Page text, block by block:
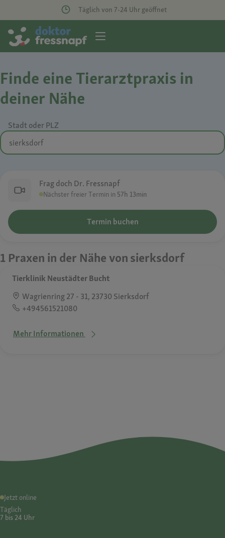
Täglich von 7-24 Uhr geöffnet
Finde eine Tierarztpraxis in
deiner Nähe
Stadt oder PLZ
Frag doch Dr. Fressnapf
Nächster freier Termin in 57h 13min
Termin buchen
1 Praxen in der Nähe von sierksdorf
Tierklinik Neustädter Bucht
Wagrienring 27 - 31, 23730 Sierksdorf
+494561521080
Mehr Informationen
Jetzt online
Täglich
7 bis 24 Uhr